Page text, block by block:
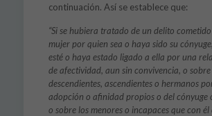
continuación. Así se establece que:
“Si se hubiera tratado de un delito
mujer por quien sea o haya sido su
esté o haya estado ligado a ella por una
de afectividad, aun sin convivencia, o sobre
descendientes, ascendientes o hermanos
adopción o afinidad propios o del cónyuge
o sobre los menores o incapaces que con